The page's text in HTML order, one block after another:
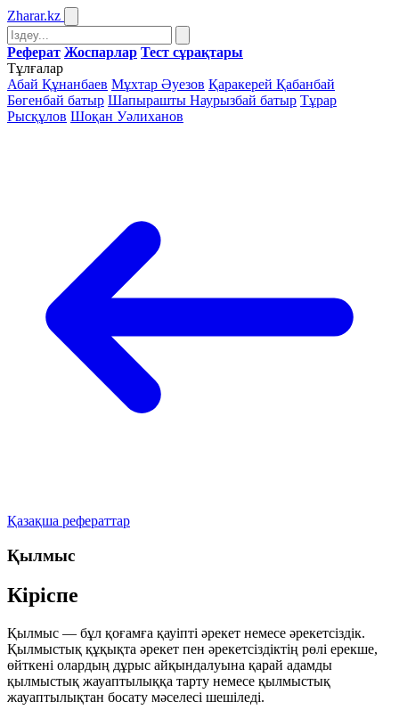
Zharar.kz
Реферат Жоспарлар Тест сұрақтары
Тұлғалар
Абай Құнанбаев Мұхтар Әуезов Қаракерей Қабанбай
Бөгенбай батыр Шапырашты Наурызбай батыр Тұрар
Рысқұлов Шоқан Уәлиханов
Қазақша рефераттар
Қылмыс
Кіріспе
Қылмыс — бұл қоғамға қауіпті әрекет немесе әрекетсіздік.
Қылмыстық құқықта әрекет пен әрекетсіздіктің рөлі ерекше,
өйткені олардың дұрыс айқындалуына қарай адамды
қылмыстық жауаптылыққа тарту немесе қылмыстық
жауаптылықтан босату мәселесі шешіледі.